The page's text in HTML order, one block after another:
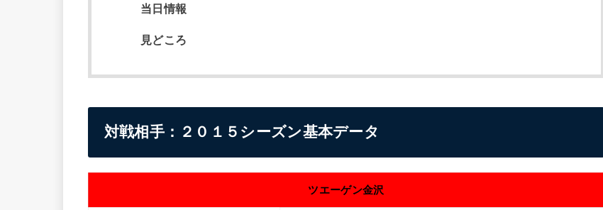
当日情報
見どころ
対戦相手：２０１５シーズン基本データ
ツエーゲン金沢